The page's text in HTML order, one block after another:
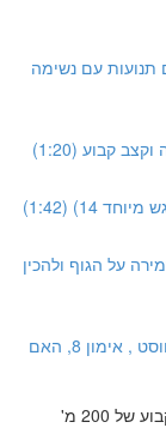
, 25 מ' מינימום תנועות עם נשימה
על הגוף ולהכין
8.8 - טיפ שבועי לאימון שחייה בשיטת ווסט , אימון 8, האם